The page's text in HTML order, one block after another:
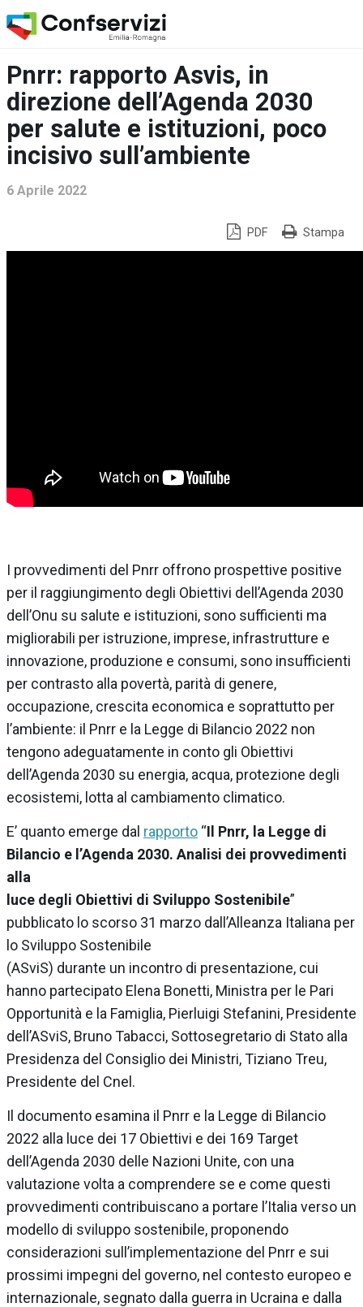
Pnrr: rapporto Asvis, in
direzione dell’Agenda 2030
per salute e istituzioni, poco
incisivo sull’ambiente
6 Aprile 2022
PDF Stampa
I provvedimenti del Pnrr offrono prospettive positive
per il raggiungimento degli Obiettivi dell’Agenda 2030
dell’Onu su salute e istituzioni, sono sufficienti ma
migliorabili per istruzione, imprese, infrastrutture e
innovazione, produzione e consumi, sono insufficienti
per contrasto alla povertà, parità di genere,
occupazione, crescita economica e soprattutto per
l’ambiente: il Pnrr e la Legge di Bilancio 2022 non
tengono adeguatamente in conto gli Obiettivi
dell’Agenda 2030 su energia, acqua, protezione degli
ecosistemi, lotta al cambiamento climatico.
E’ quanto emerge dal rapporto “Il Pnrr, la Legge di
Bilancio e l’Agenda 2030. Analisi dei provvedimenti
alla
luce degli Obiettivi di Sviluppo Sostenibile”
pubblicato lo scorso 31 marzo dall’Alleanza Italiana per
lo Sviluppo Sostenibile
(ASviS) durante un incontro di presentazione, cui
hanno partecipato Elena Bonetti, Ministra per le Pari
Opportunità e la Famiglia, Pierluigi Stefanini, Presidente
dell’ASviS, Bruno Tabacci, Sottosegretario di Stato alla
Presidenza del Consiglio dei Ministri, Tiziano Treu,
Presidente del Cnel.
Il documento esamina il Pnrr e la Legge di Bilancio
2022 alla luce dei 17 Obiettivi e dei 169 Target
dell’Agenda 2030 delle Nazioni Unite, con una
valutazione volta a comprendere se e come questi
provvedimenti contribuiscano a portare l’Italia verso un
modello di sviluppo sostenibile, proponendo
considerazioni sull’implementazione del Pnrr e sui
prossimi impegni del governo, nel contesto europeo e
internazionale, segnato dalla guerra in Ucraina e dalla